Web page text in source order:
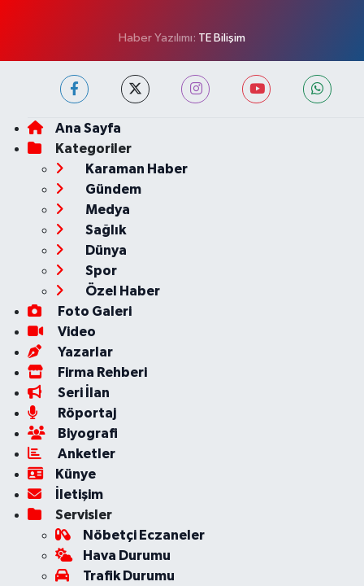
Haber Yazılımı: TE Bilişim
Ana Sayfa
Kategoriler
Karaman Haber
Gündem
Medya
Sağlık
Dünya
Spor
Özel Haber
Foto Galeri
Video
Yazarlar
Firma Rehberi
Seri İlan
Röportaj
Biyografi
Anketler
Künye
İletişim
Servisler
Nöbetçi Eczaneler
Hava Durumu
Trafik Durumu